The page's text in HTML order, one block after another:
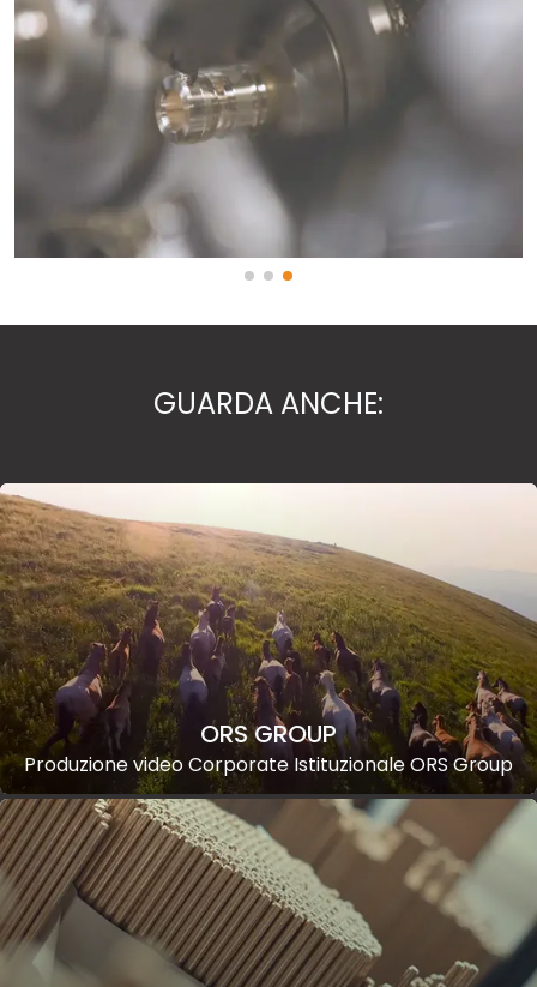
GUARDA ANCHE:
ORS GROUP
Produzione video Corporate Istituzionale ORS Group